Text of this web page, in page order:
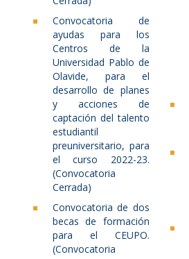
Convocatoria de
ayudas para los
Centros de la
Universidad Pablo de
Olavide, para el
desarrollo de planes
y acciones de
captación del talento
estudiantil
preuniversitario, para
el curso 2022-23.
(Convocatoria
Cerrada)
Convocatoria de dos
becas de formación
para el CEUPO.
(Convocatoria